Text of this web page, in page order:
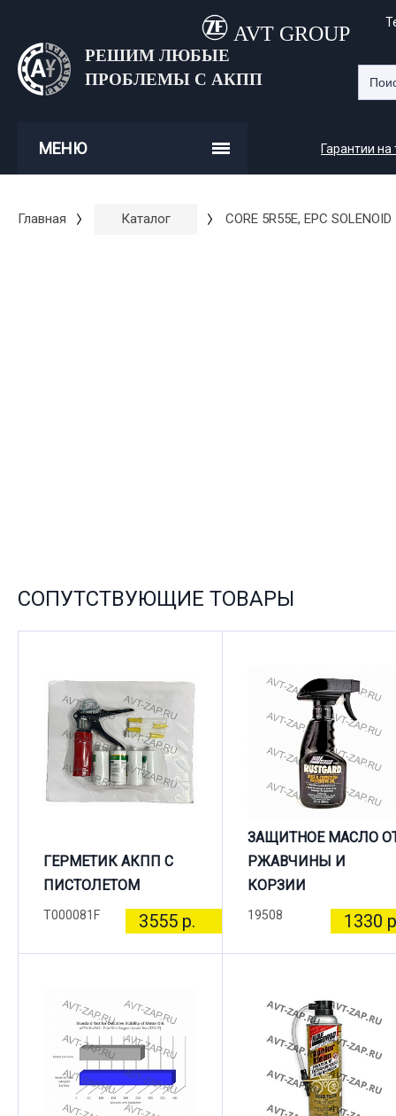
AVT GROUP
РЕШИМ ЛЮБЫЕ
ПРОБЛЕМЫ С АКПП
МЕНЮ Гарантии на
Главная Каталог CORE 5R55E, EPC SOLENOID
СОПУТСТВУЮЩИЕ ТОВАРЫ
ГЕРМЕТИК АКПП С
ПИСТОЛЕТОМ
T000081F 3555 р.
ЗАЩИТНОЕ МАСЛО
РЖАВЧИНЫ И
КОРЗИИ
19508 1330